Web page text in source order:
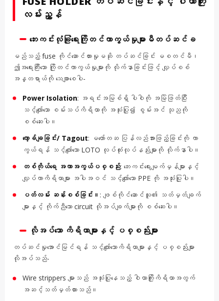
လမ်းညွှန်
ဘေးကင်းလုံခြုံရေးကြိုတင်ကာကွယ်မှုများမီတပ်ဆင်ခ
မည်သည့် fuse ကိုင်ဆောင်ထားမှုမဆို တပ်ဆင်ခြင်း မစတင်မီ၊
ဤအရေးကြီးသော ကြိုတင်ကာကွယ်မှုများကို လိုက်နာခြင်းဖြင့် လျှပ်စစ်
အန္တရာယ်ကို သေချာစေပါ-
Power Isolation: အရင်းအမြစ်ရှိ ပါဝါကို အမြဲဖြတ်ပြီး
သင့်လျော်သော စမ်းသပ်ကိရိယာကို အသုံးပြု၍ စွမ်းအင် သုညကို
စစ်ဆေးပါ။
လော့ခ်ချခြင်း/ Tagout: မတော်တဆ ပြန်လည်အားဖြည့်ခြင်းကို ကာ
ကွယ်ရန် သင့်လျော်သော LOTO လုပ်ထုံးလုပ်နည်းများကို လိုက်နာပါ။
တစ်ကိုယ်ရေ အကာအကွယ်ပစ္စည်း: ဘေးကင်းရေးမျက်မှန်များနှင့်
လျှပ်ကာကိရိယာများ အပါအဝင် သင့်လျော်သော PPE ကို အသုံးပြုပါ။
ပတ်လမ်း ဆန်းစစ်ခြင်း။ : ဖျစ်ကိုင်ဆောင်သူ၏ သတ်မှတ်ချက်
များနှင့် ကိုက်ညီသော circuit လိုအပ်ချက်များကို စစ်ဆေးပါ။
လိုအပ်သော ကိရိယာများနှင့် ပစ္စည်းများ
တပ်ဆင်မှုအောင်မြင်ရန် သင့်လျော်သောကိရိယာများနှင့် ပစ္စည်းများ
လိုအပ်သည်-
Wire strippers များသည် အသုံးပြုနေသည့် ဝါယာကြိုးကိရိယာအတွက်
အဆင့်သတ်မှတ်ထားသည်။